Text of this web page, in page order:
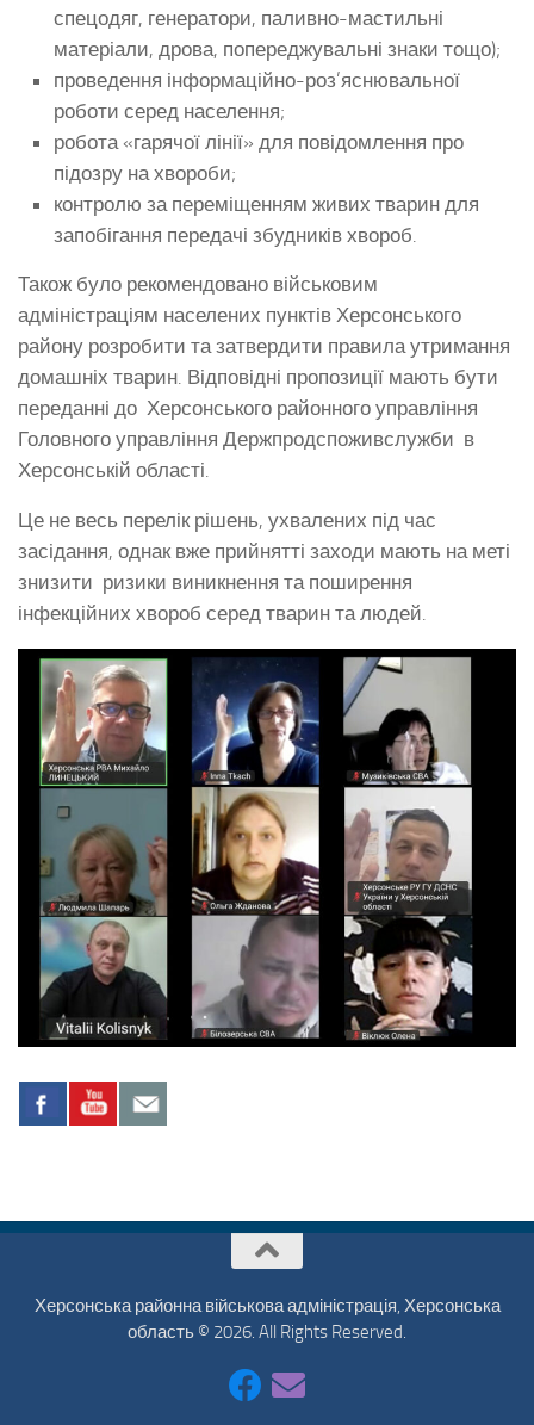
спецодяг, генератори, паливно-мастильні
матеріали, дрова, попереджувальні знаки тощо);
проведення інформаційно-роз’яснювальної
роботи серед населення;
робота «гарячої лінії» для повідомлення про
підозру на хвороби;
контролю за переміщенням живих тварин для
запобігання передачі збудників хвороб.
Також було рекомендовано військовим
адміністраціям населених пунктів Херсонського
району розробити та затвердити правила утримання
домашніх тварин. Відповідні пропозиції мають бути
переданні до Херсонського районного управління
Головного управління Держпродспоживслужби в
Херсонській області.
Це не весь перелік рішень, ухвалених під час
засідання, однак вже прийнятті заходи мають на меті
знизити ризики виникнення та поширення
інфекційних хвороб серед тварин та людей.
Херсонська районна військова адміністрація, Херсонська
область © 2026. All Rights Reserved.